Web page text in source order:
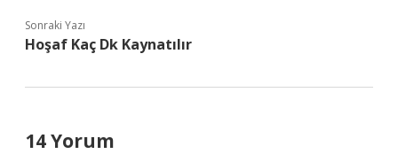
Sonraki Yazı
Hoşaf Kaç Dk Kaynatılır
14 Yorum